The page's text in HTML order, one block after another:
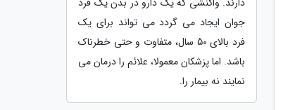
جوان ایجاد می گردد می تواند برای یک
فرد بالای 50 سال، متفاوت و حتی خطرناک
باشد. اما پزشکان معمولا، علائم را درمان می
نمایند نه بیمار را.